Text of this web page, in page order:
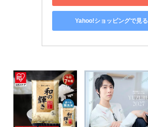
Yahoo!ショッピングで見る